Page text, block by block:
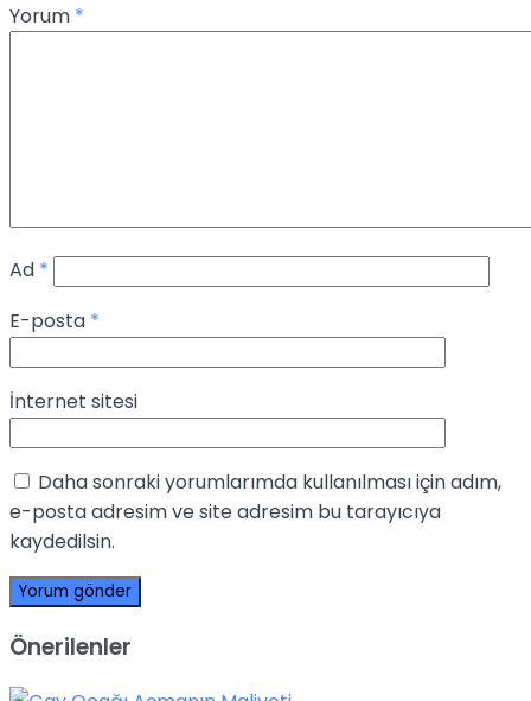
Yorum *
Ad *
E-posta *
İnternet sitesi
Daha sonraki yorumlarımda kullanılması için adım,
e-posta adresim ve site adresim bu tarayıcıya
kaydedilsin.
Önerilenler